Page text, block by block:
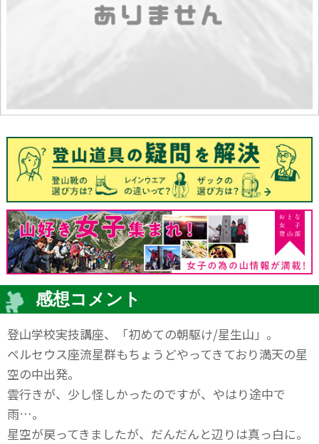
感想コメント
登山学校実技講座、「初めての朝駆け/星生山」。
ペルセウス座流星群もちょうどやってきており満天の星
空の中出発。
雲行きが、少し怪しかったのですが、やはり途中で
雨…。
星空が戻ってきましたが、だんだんと辺りは真っ白に。